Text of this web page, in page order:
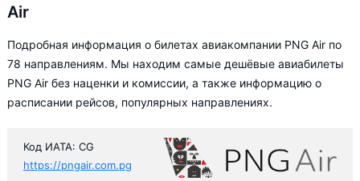
Air
Подробная информация о билетах авиакомпании PNG Air по
78 направлениям. Мы находим самые дешёвые авиабилеты
PNG Air без наценки и комиссии, а также информацию о
расписании рейсов, популярных направлениях.
Код ИАТА: CG
https://pngair.com.pg